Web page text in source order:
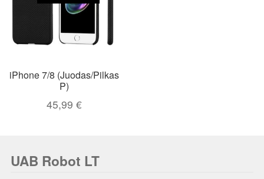
iPhone 7/8 (Juodas/Pilkas
P)
45,99€
UAB Robot LT